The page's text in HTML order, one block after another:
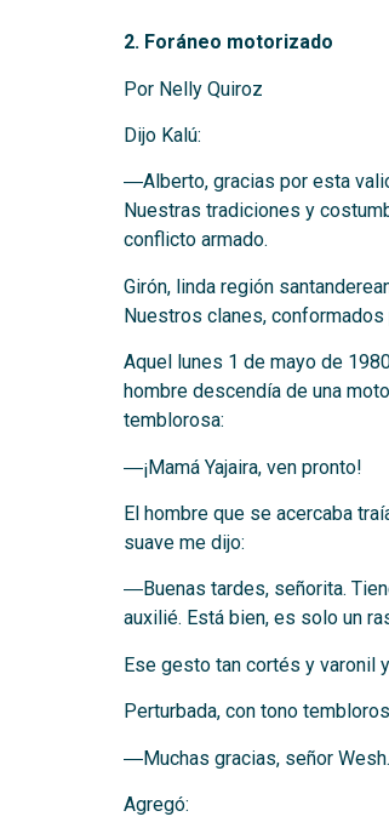
2. Foráneo motorizado
Por Nelly Quiroz
Dijo Kalú:
―Alberto, gracias por esta
Nuestras tradiciones y
conflicto armado.
Girón, linda región
Nuestros clanes,
Aquel lunes 1 de mayo de
hombre descendía de una
temblorosa:
―¡Mamá Yajaira, ven pronto!
El hombre que se acercaba
suave me dijo:
―Buenas tardes, señorita.
auxilié. Está bien, es solo un
Ese gesto tan cortés y varonil
Perturbada, con tono
―Muchas gracias, señor
Agregó: